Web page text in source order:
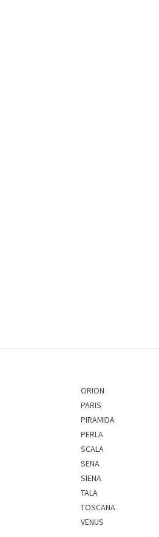
ORION
PARIS
PIRAMIDA
PERLA
SCALA
SENA
SIENA
TALA
TOSCANA
VENUS